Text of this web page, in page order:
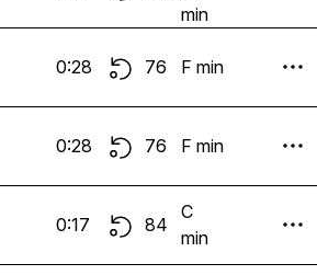
min
0:28 76 F min
0:28 76 F min
0:17 84
C
min